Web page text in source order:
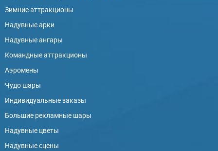
Зимние аттракционы
Надувные арки
Надувные ангары
Командные аттракционы
Аэромены
Чудо шары
Индивидуальные заказы
Большие рекламные шары
Надувные цветы
Надувные сцены